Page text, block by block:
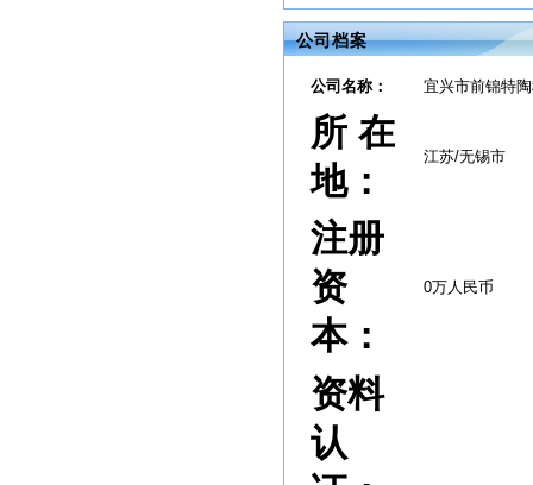
公司档案
公司名称： 宜兴市前锦特
所 在
地：
江苏/无锡市
注册
资
本：
0万人民币
资料
认